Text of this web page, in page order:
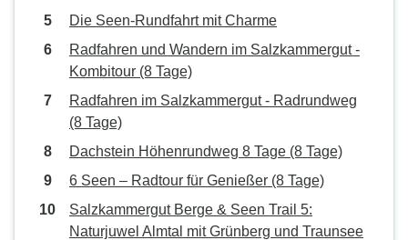
Die Seen-Rundfahrt mit Charme
Radfahren und Wandern im Salzkammergut -
Kombitour (8 Tage)
Radfahren im Salzkammergut - Radrundweg
(8 Tage)
Dachstein Höhenrundweg 8 Tage (8 Tage)
6 Seen – Radtour für Genießer (8 Tage)
Salzkammergut Berge & Seen Trail 5:
Naturjuwel Almtal mit Grünberg und Traunsee